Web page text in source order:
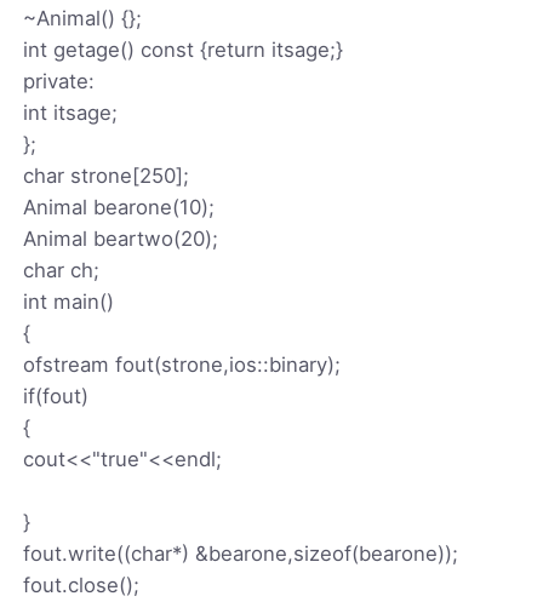
~Animal() {};
int getage() const {return itsage;}
private:
int itsage;
};
char strone[250];
Animal bearone(10);
Animal beartwo(20);
char ch;
int main()
{
ofstream fout(strone,ios::binary);
if(fout)
{
cout<<"true"<<endl;
}
fout.write((char*) &bearone,sizeof(bearone));
fout.close();